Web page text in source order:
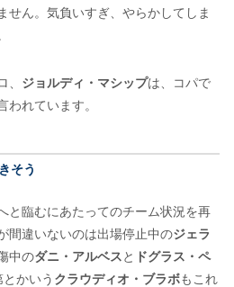
せん。気負いすぎ、やらかしてしま
、 ジョルディ・マシップは、コパで
われています。
そう
と臨むにあたってのチーム状況を再
間違いないのは出場停止中のジェラ
中のダニ・アルベスと ドグラス・ペ
かいう クラウディオ・ブラボもこれ